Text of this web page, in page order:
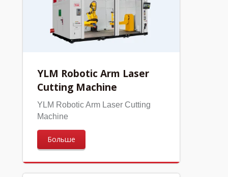
YLM Robotic Arm Laser
Cutting Machine
YLM Robotic Arm Laser Cutting
Machine
Больше